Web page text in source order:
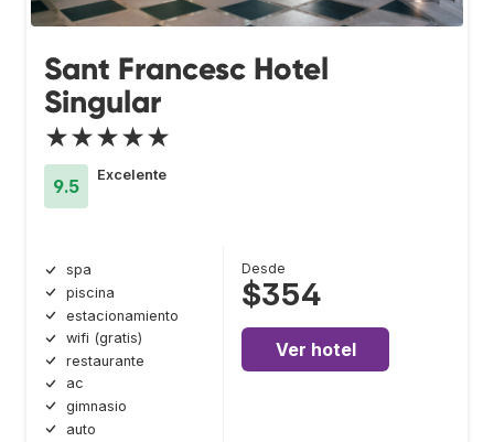
Sant Francesc Hotel
Singular
★★★★★
9.5
Excelente
spa
piscina
estacionamiento
wifi (gratis)
restaurante
ac
gimnasio
auto
Desde
$354
Ver hotel